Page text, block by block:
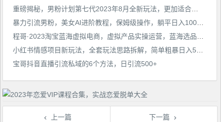
重磅揭秘，男粉计划第七代2023年8月全新玩法，更加适合新手
暴力引流男粉，美女AI进阶教程，保姆级操作，躺平日入1000+【揭秘】
程哥·2023淘宝蓝海虚拟电商，虚拟产品实操运营，蓝海选品+案例拆解
小红书情感项目新玩法，全套玩法思路拆解，简单粗暴日入500+【揭秘】
宝哥抖音直播引流私域的6个方法，日引流500+
上一篇
下一篇